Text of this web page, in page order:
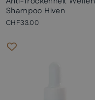
Shampoo Hiven
CHF33.00